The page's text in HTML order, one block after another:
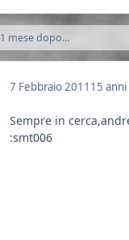
1 mese dopo...
7 Febbraio 2011 15 anni
Sempre in
:smt006